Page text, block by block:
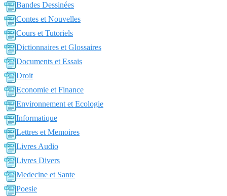
Bandes Dessinées
Contes et Nouvelles
Cours et Tutoriels
Dictionnaires et Glossaires
Documents et Essais
Droit
Economie et Finance
Environnement et Ecologie
Informatique
Lettres et Memoires
Livres Audio
Livres Divers
Medecine et Sante
Poesie